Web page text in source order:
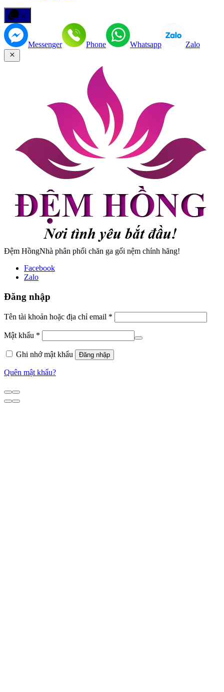
Messenger Phone Whatsapp Zalo
Đệm HồngNhà phân phối chăn ga gối nệm chính hãng!
Facebook
Zalo
Đăng nhập
Tên tài khoản hoặc địa chỉ email *
Mật khẩu *
Ghi nhớ mật khẩu Đăng nhập
Quên mật khẩu?